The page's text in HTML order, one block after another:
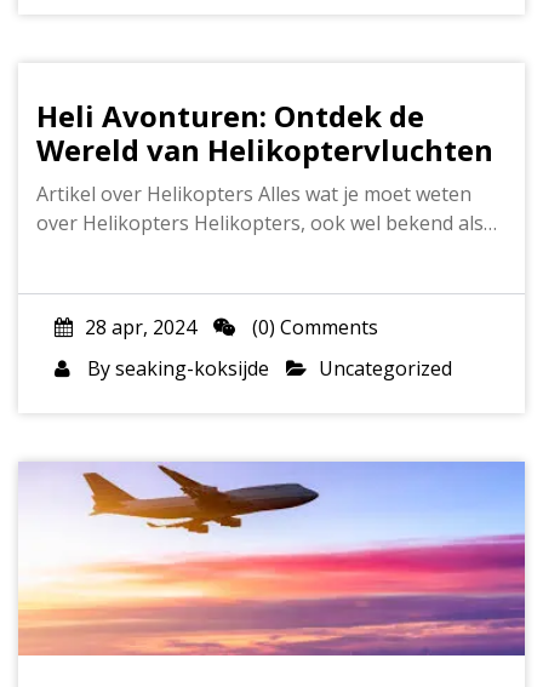
Heli Avonturen: Ontdek de
Wereld van Helikoptervluchten
Artikel over Helikopters Alles wat je moet weten
over Helikopters Helikopters, ook wel bekend als…
28 apr, 2024
(0) Comments
Byseaking-koksijde Uncategorized